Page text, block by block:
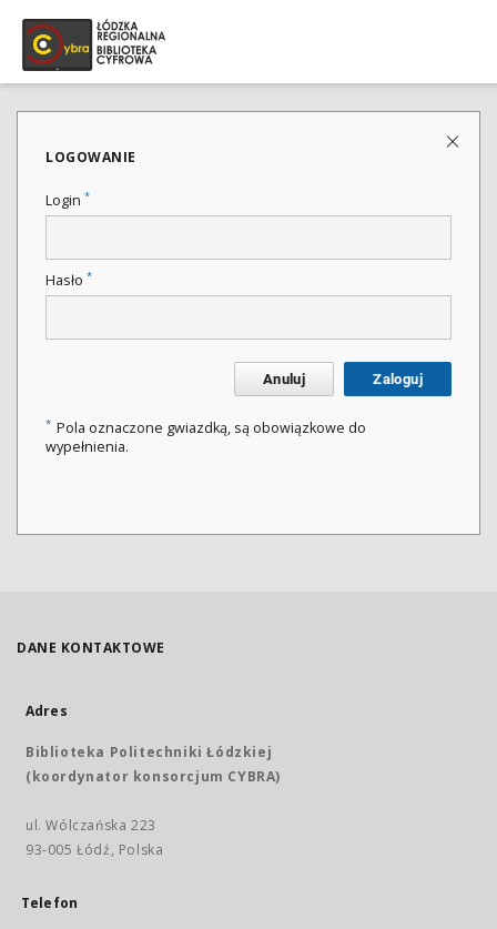
LOGOWANIE
Login *
Hasło *
Anuluj Zaloguj
* Pola oznaczone gwiazdką, są obowiązkowe do
wypełnienia.
DANE KONTAKTOWE
Adres
Biblioteka Politechniki Łódzkiej
(koordynator konsorcjum CYBRA)
ul. Wólczańska 223
93-005 Łódź, Polska
Telefon